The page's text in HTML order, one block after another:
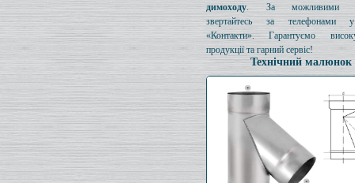
димоходу. За можливими
звертайтесь за телефонами
«Контакти». Гарантуємо
продукції та гарний сервіс!
Технічний малюнок